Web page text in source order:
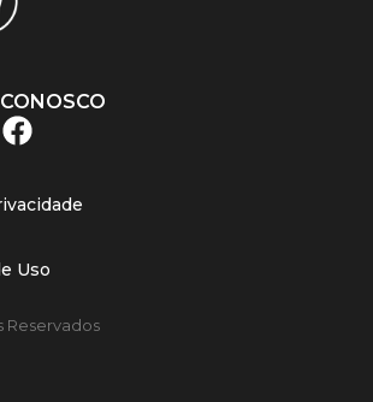
Uso
Reservados